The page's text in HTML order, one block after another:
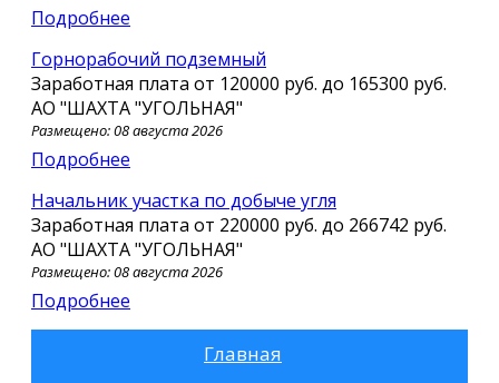
Подробнее
Горнорабочий подземный
Заработная плата от 120000 руб. до 165300 руб.
АО "ШАХТА "УГОЛЬНАЯ"
Размещено: 08 августа 2026
Подробнее
Начальник участка по добыче угля
Заработная плата от 220000 руб. до 266742 руб.
АО "ШАХТА "УГОЛЬНАЯ"
Размещено: 08 августа 2026
Подробнее
Главная